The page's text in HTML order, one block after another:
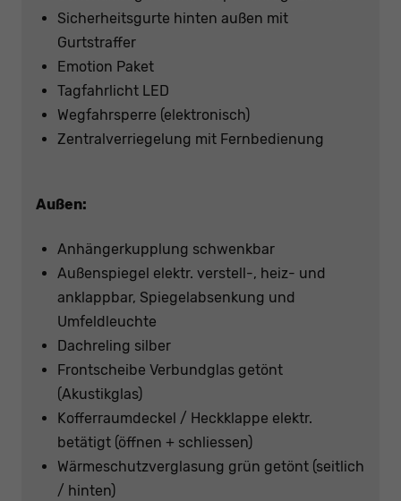
Sicherheitsgurte hinten außen mit
Gurtstraffer
Emotion Paket
Tagfahrlicht LED
Wegfahrsperre (elektronisch)
Zentralverriegelung mit Fernbedienung
Außen:
Anhängerkupplung schwenkbar
Außenspiegel elektr. verstell-, heiz- und
anklappbar, Spiegelabsenkung und
Umfeldleuchte
Dachreling silber
Frontscheibe Verbundglas getönt
(Akustikglas)
Kofferraumdeckel / Heckklappe elektr.
betätigt (öffnen + schliessen)
Wärmeschutzverglasung grün getönt (seitlich
/ hinten)